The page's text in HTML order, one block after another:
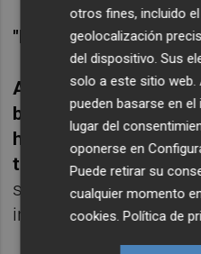
"FRACASA RÁPIDO,
A esto él lo llama
barato", es decir,
hipótesis" antes de
tiempo y recursos
soluciones, productos
interesen a nadie.
otros fines, incluido
geolocalización
del dispositivo. Sus
solo a este sitio web.
pueden basarse en
lugar del
oponerse en
Puede retirar su
cualquier momento
cookies .Política de